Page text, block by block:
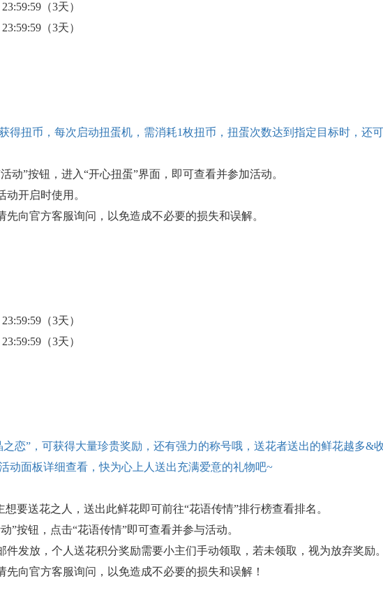
（3天）
（3天）
得扭币，每次启动扭蛋机，需消耗1枚扭币，扭蛋次数达到指定目标时，还
动”按钮，进入“开心扭蛋”界面，即可查看并参加活动。
开启时使用。
向官方客服询问，以免造成不必要的损失和误解。
（3天）
（3天）
之恋”，可获得大量珍贵奖励，还有强力的称号哦，送花者送出的鲜花越多&
动面板详细查看，快为心上人送出充满爱意的礼物吧~
要送花之人，送出此鲜花即可前往“花语传情”排行榜查看排名。
”按钮，点击“花语传情”即可查看并参与活动。
发放，个人送花积分奖励需要小主们手动领取，若未领取，视为放弃奖励。
向官方客服询问，以免造成不必要的损失和误解！